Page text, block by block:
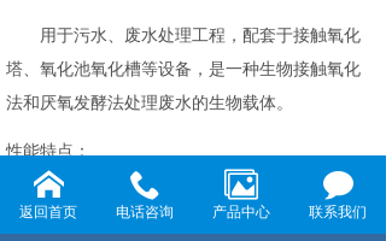
用于污水、废水处理工程，配套于接触氧化
塔、氧化池氧化槽等设备，是一种生物接触氧化
法和厌氧发酵法处理废水的生物载体。
性能特点：
具有散热性能高，阻力小，布水、布气性能
好，易长膜，又有切割气泡作用。
返回首页 电话咨询 产品中心 联系我们